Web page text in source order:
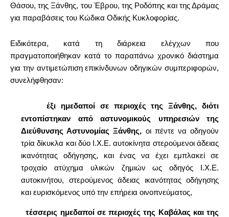
Θάσου, της Ξάνθης, του Έβρου, της Ροδόπης και της Δράμας
για παραβάσεις του Κώδικα Οδικής Κυκλοφορίας.
Ειδικότερα, κατά τη διάρκεια ελέγχων που
πραγματοποιήθηκαν κατά το παραπάνω χρονικό διάστημα
για την αντιμετώπιση επικίνδυνων οδηγικών συμπεριφορών,
συνελήφθησαν:
έξι ημεδαποί σε περιοχές της Ξάνθης, διότι
εντοπίστηκαν από αστυνομικούς υπηρεσιών της
Διεύθυνσης Αστυνομίας Ξάνθης, οι πέντε να οδηγούν
τρία δίκυκλα και δύο Ι.Χ.Ε. αυτοκίνητα στερούμενοι άδειας
ικανότητας οδήγησης, και ένας να έχει εμπλακεί σε
τροχαίο ατύχημα υλικών ζημιών ως οδηγός Ι.Χ.Ε.
αυτοκινήτου, στερούμενος άδειας ικανότητας οδήγησης
και ευρισκόμενος υπό την επήρεια οινοπνεύματος,
τέσσερις ημεδαποί σε περιοχές της Καβάλας και της